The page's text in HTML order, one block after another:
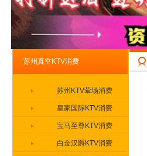
苏州真空KTV消费
苏州KTV荤场消费
皇家国际KTV消费
宝马至尊KTV消费
白金汉爵KTV消费